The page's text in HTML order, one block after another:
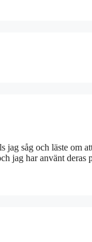
såg och läste om
jag har använt